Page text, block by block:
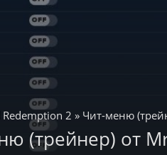
Redemption 2 » Чит-меню
(трейнер) от